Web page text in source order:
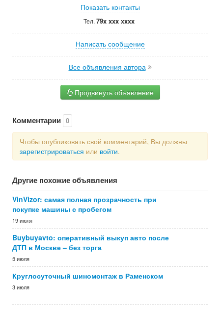
Показать контакты
Тел. 79x xxx xxxx
Написать сообщение
Все объявления автора
Продвинуть объявление
Комментарии 0
Чтобы опубликовать свой комментарий, Вы должны
зарегистрироваться или войти.
Другие похожие объявления
VinVizor: самая полная прозрачность при
покупке машины с пробегом
19 июля
Buybuyavto: оперативный выкуп авто после
ДТП в Москве – без торга
5 июля
Круглосуточный шиномонтаж в Раменском
3 июля